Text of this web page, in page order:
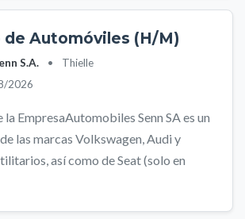
de Automóviles (H/M)
S.A. •
Thielle
2026
EmpresaAutomobiles Senn SA es un
las marcas Volkswagen, Audi y
así como de Seat (solo en